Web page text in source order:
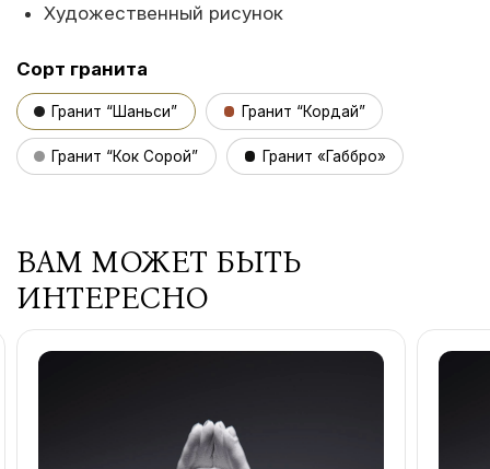
Художественный рисунок
Сорт гранита
Гранит “Шаньси” Гранит “Кордай”
Гранит “Кок Сорой” Гранит «Габбро»
ВАМ МОЖЕТ БЫТЬ
ИНТЕРЕСНО